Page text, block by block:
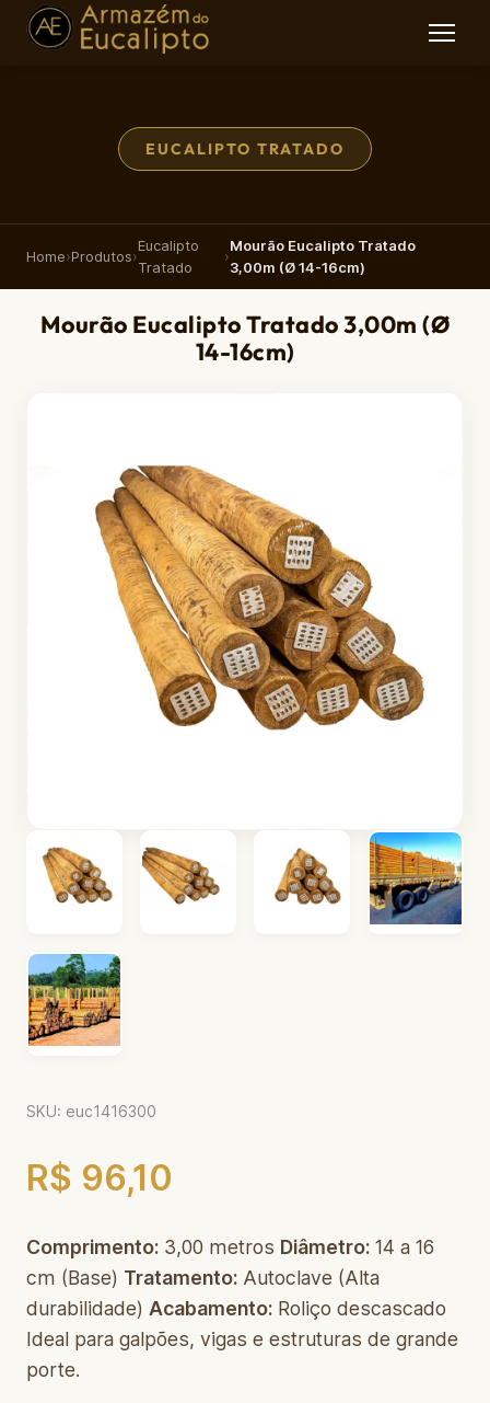
EUCALIPTO TRATADO
Home›Produtos›
Eucalipto
Tratado
›
Mourão Eucalipto Tratado
3,00m (Ø 14-16cm)
Mourão Eucalipto Tratado 3,00m (Ø
14-16cm)
SKU: euc1416300
R$ 96,10
Comprimento: 3,00 metros Diâmetro: 14 a 16
cm (Base) Tratamento: Autoclave (Alta
durabilidade) Acabamento: Roliço descascado
Ideal para galpões, vigas e estruturas de grande
porte.